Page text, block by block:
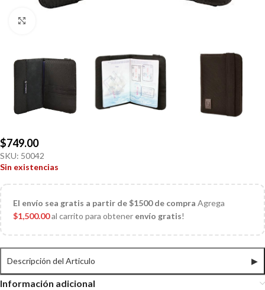
$749.00
SKU: 50042
Sin existencias
El envío sea gratis a partir de $1500 de compra Agrega
$1,500.00al carrito para obtener envío gratis!
Descripción del Articulo ▶
Información adicional